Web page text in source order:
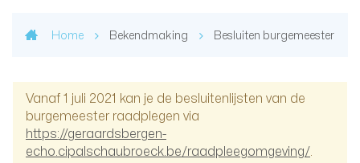
Home Bekendmaking Besluiten burgemeester
Vanaf 1 juli 2021 kan je de besluitenlijsten van de
burgemeester raadplegen via
https://geraardsbergen-
echo.cipalschaubroeck.be/raadpleegomgeving/.